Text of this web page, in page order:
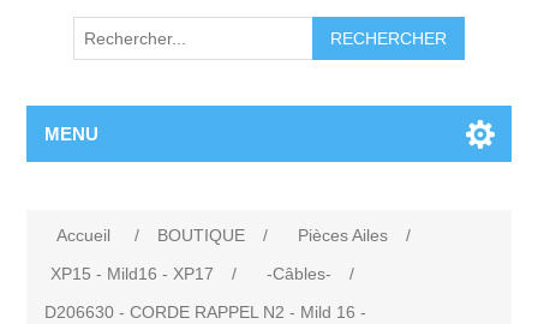
RECHERCHER
MENU
Accueil / BOUTIQUE / Pièces Ailes
/
XP15 - Mild16 - XP17
/ -Câbles-
/
D206630 - CORDE RAPPEL N2 - Mild 16 -